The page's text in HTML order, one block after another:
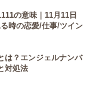
の意味｜11月11日
時の恋愛/仕事/ツイン
は？エンジェルナンバ
対処法